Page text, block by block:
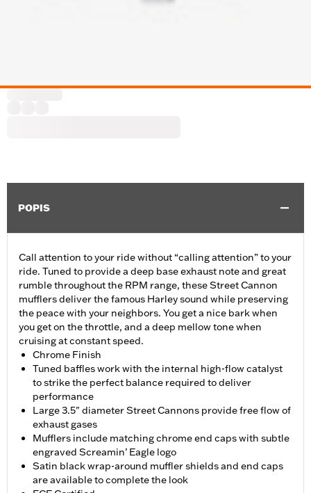
POPIS
Call attention to your ride without “calling attention” to your
ride. Tuned to provide a deep base exhaust note and great
rumble throughout the RPM range, these Street Cannon
mufflers deliver the famous Harley sound while preserving
the peace with your neighbors. You get a nice bark when
you get on the throttle, and a deep mellow tone when
cruising at constant speed.
Chrome Finish
Tuned baffles work with the internal high-flow catalyst
to strike the perfect balance required to deliver
performance
Large 3.5" diameter Street Cannons provide free flow of
exhaust gases
Mufflers include matching chrome end caps with subtle
engraved Screamin’ Eagle logo
Satin black wrap-around muffler shields and end caps
are available to complete the look